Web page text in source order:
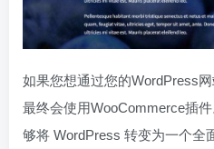
如果您想通过您的WordPress
最终会使用WooCommerce插
够将 WordPress 转变为一个全